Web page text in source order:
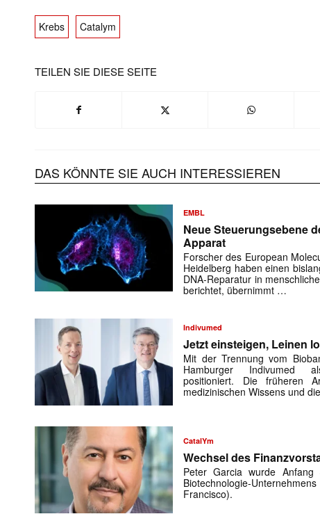
Krebs Catalym
TEILEN SIE DIESE SEITE
DAS KÖNNTE SIE AUCH INTERESSIEREN
EMBL
Neue Steuerungsebene
Apparat
Forscher des European
Heidelberg haben einen
DNA-Reparatur in
berichtet, übernimmt …
Indivumed
Jetzt einsteigen, Leinen
Mit der Trennung vom
Hamburger Indivumed
positioniert. Die früheren
medizinischen Wissens und
CatalYm
Wechsel des
Peter Garcia wurde
Biotechnologie-
Francisco).